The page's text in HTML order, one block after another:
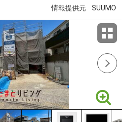
情報提供元 SUUMO